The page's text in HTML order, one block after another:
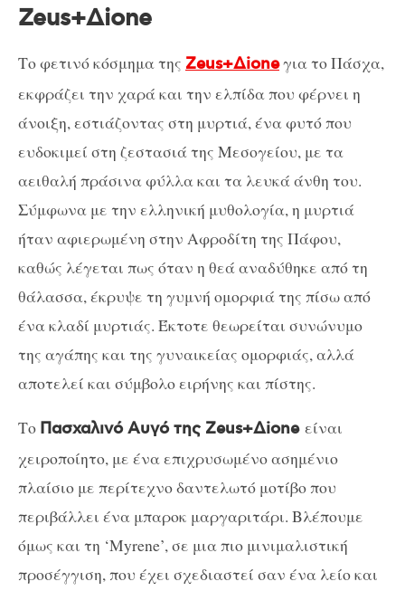
Zeus+Δione
Το φετινό κόσμημα της Zeus+Δioneγια το Πάσχα,
εκφράζει την χαρά και την ελπίδα που φέρνει η
άνοιξη, εστιάζοντας στη μυρτιά, ένα φυτό που
ευδοκιμεί στη ζεστασιά της Μεσογείου, με τα
αειθαλή πράσινα φύλλα και τα λευκά άνθη του.
Σύμφωνα με την ελληνική μυθολογία, η μυρτιά
ήταν αφιερωμένη στην Αφροδίτη της Πάφου,
καθώς λέγεται πως όταν η θεά αναδύθηκε από τη
θάλασσα, έκρυψε τη γυμνή ομορφιά της πίσω από
ένα κλαδί μυρτιάς. Έκτοτε θεωρείται συνώνυμο
της αγάπης και της γυναικείας ομορφιάς, αλλά
αποτελεί και σύμβολο ειρήνης και πίστης.
Το Πασχαλινό Αυγό της Zeus+Δioneείναι
χειροποίητο, με ένα επιχρυσωμένο ασημένιο
πλαίσιο με περίτεχνο δαντελωτό μοτίβο που
περιβάλλει ένα μπαροκ μαργαριτάρι. Βλέπουμε
όμως και τη ‘Myrene’, σε μια πιο μινιμαλιστική
προσέγγιση, που έχει σχεδιαστεί σαν ένα λείο και